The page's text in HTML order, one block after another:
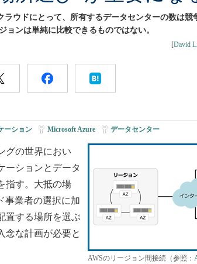
ラウドにとって、所有するデータセンターの数は競
ョンは単純に比較できるものではない。
[David
ーション Microsoft Azure データセンター
AWSのリージョン間接続（参照：
グの世界におい
ーションとデータ
指す。大抵の場
事業者の選択に加
置する場所を選ぶ
念な計画が必要と